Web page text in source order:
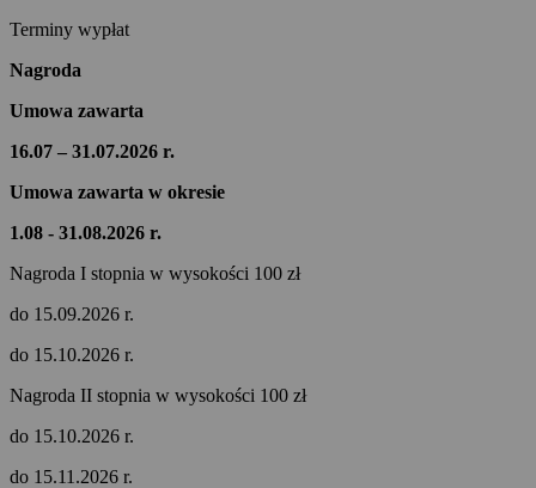
Terminy wypłat
Nagroda
Umowa zawarta
16.07 – 31.07.2026 r.
Umowa zawarta w okresie
1.08 - 31.08.2026 r.
Nagroda I stopnia w wysokości 100 zł
do 15.09.2026 r.
do 15.10.2026 r.
Nagroda II stopnia w wysokości 100 zł
do 15.10.2026 r.
do 15.11.2026 r.